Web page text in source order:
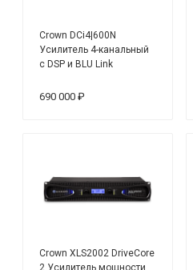
Crown DCi4|600N
Усилитель 4-канальный
с DSP и BLU Link
690 000 ₽
Crown XLS2002 DriveCore
2 Усилитель мощности